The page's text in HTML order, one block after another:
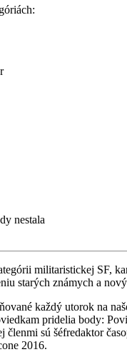
nestala
militaristickej SF,
starých známych a
každý utorok na
pridelia body:
sú šéfredaktor
2016.